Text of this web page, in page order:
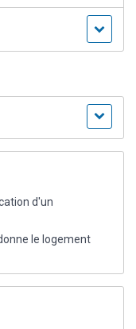
d'un
le logement